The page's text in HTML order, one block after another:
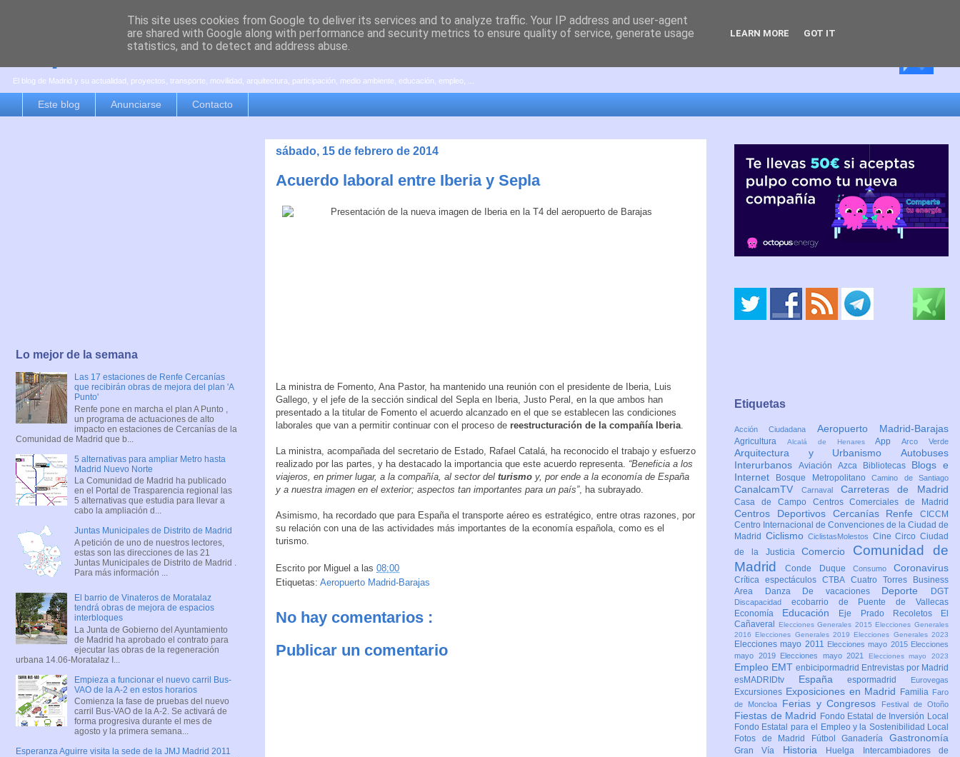
es por madrid
El blog de Madrid y su actualidad, proyectos, transporte, movilidad, arquitectura, participación, medio ambiente, educación, empleo, ...
Este blog Anunciarse Contacto
sábado, 15 de febrero de 2014
Acuerdo laboral entre Iberia y Sepla
La ministra de Fomento, Ana Pastor, ha mantenido una reunión con el presidente de Iberia, Luis
Gallego, y el jefe de la sección sindical del Sepla en Iberia, Justo Peral, en la que ambos han
presentado a la titular de Fomento el acuerdo alcanzado en el que se establecen las condiciones
laborales que van a permitir continuar con el proceso de reestructuración de la compañía Iberia
La ministra, acompañada del secretario de Estado, Rafael Catalá, ha reconocido el trabajo y esfuerzo
realizado por las partes, y ha destacado la importancia que este acuerdo representa. “Beneficia a los
viajeros, en primer lugar, a la compañía, al sector del turismo y, por ende a la economía de España
y a nuestra imagen en el exterior; aspectos tan importantes para un país”, ha subrayado.
Asimismo, ha recordado que para España el transporte aéreo es estratégico, entre otras razones, por
su relación con una de las actividades más importantes de la economía española, como es el
turismo.
Escrito por Miguel a las 08:00
Etiquetas: Aeropuerto Madrid-Barajas
No hay comentarios :
Publicar un comentario
Lo mejor de la semana
Las 17 estaciones de Renfe Cercanías
que recibirán obras de mejora del plan 'A
Punto'
Renfe pone en marcha el plan A Punto ,
un programa de actuaciones de alto
impacto en estaciones de Cercanías de la
Comunidad de Madrid que b...
5 alternativas para ampliar Metro hasta
Madrid Nuevo Norte
La Comunidad de Madrid ha publicado
en el Portal de Trasparencia regional las
5 alternativas que estudia para llevar a
cabo la ampliación d...
Juntas Municipales de Distrito de Madrid
A petición de uno de nuestros lectores,
estas son las direcciones de las 21
Juntas Municipales de Distrito de Madrid .
Para más información ...
El barrio de Vinateros de Moratalaz
tendrá obras de mejora de espacios
interbloques
La Junta de Gobierno del Ayuntamiento
de Madrid ha aprobado el contrato para
ejecutar las obras de la regeneración
urbana 14.06-Moratalaz I...
Empieza a funcionar el nuevo carril Bus-
VAO de la A-2 en estos horarios
Comienza la fase de pruebas del nuevo
carril Bus-VAO de la A-2. Se activará de
forma progresiva durante el mes de
agosto y la primera semana...
Esperanza Aguirre visita la sede de la JMJ Madrid 2011
Etiquetas
Acción Ciudadana Aeropuerto Madrid-Barajas
Agricultura Alcalá de HenaresAppArco Verde
Arquitectura y Urbanismo Autobuses
Interurbanos Aviación Azca Bibliotecas Blogs e
Internet
Bosque MetropolitanoCamino de Santiago
CanalcamTV Carnaval Carreteras de Madrid
Casa de Campo Centros Comerciales de Madrid
Centros Deportivos Cercanías Renfe CICCM
Centro Internacional de Convenciones de la Ciudad de
Madrid CiclismoCiclistasMolestos CineCircoCiudad
de la JusticiaComercio Comunidad de
MadridConde Duque Consumo Coronavirus
Crítica espectáculosCTBA Cuatro Torres Business
Area
Danza De vacaciones Deporte DGT
Discapacidad ecobarrio de Puente de Vallecas
Economía Educación Eje Prado Recoletos
El
Cañaveral
Elecciones Generales 2015 Elecciones Generales
2016 Elecciones Generales 2019 Elecciones Generales 2023
Elecciones mayo 2011 Elecciones mayo 2015 Elecciones
mayo 2019
Elecciones mayo 2021 Elecciones mayo 2023
Empleo EMT enbicipormadrid Entrevistas por Madrid
esMADRIDtv Españaespormadrid Eurovegas
Excursiones Exposiciones en Madrid Familia Faro
de Moncloa
Ferias y Congresos Festival de Otoño
Fiestas de Madrid Fondo Estatal de Inversión Local
Fondo Estatal para el Empleo y la Sostenibilidad Local
Fotos de Madrid
FútbolGanaderíaGastronomía
Gran Vía Historia Huelga
Intercambiadores de
This site uses cookies from Google to deliver its services and to analyze traffic. Your IP address and user-agent
are shared with Google along with performance and security metrics to ensure quality of service, generate usage
statistics, and to detect and address abuse.
LEARN MORE GOT IT